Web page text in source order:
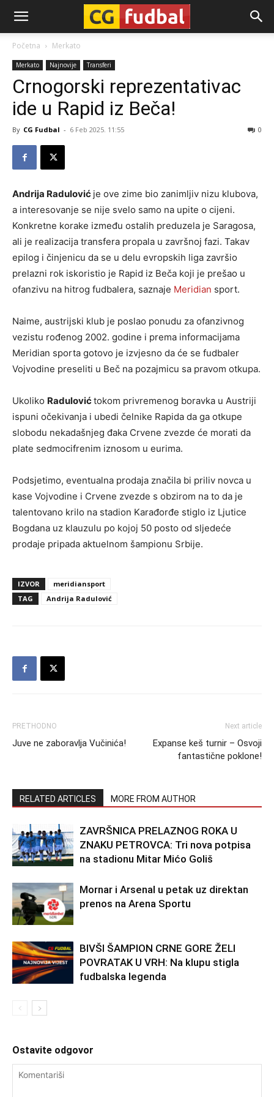
CG-
Fudbal
Početna Merkato
Merkato Najnovije Transferi
Crnogorski reprezentativac
ide u Rapid iz Beča!
By CG Fudbal - 6 Feb 2025. 11:55 0
Andrija Radulović je ove zime bio zanimljiv nizu klubova,
a interesovanje se nije svelo samo na upite o cijeni.
Konkretne korake između ostalih preduzela je Saragosa,
ali je realizacija transfera propala u završnoj fazi. Takav
epilog i činjenicu da se u delu evropskih liga završio
prelazni rok iskoristio je Rapid iz Beča koji je prešao u
ofanzivu na hitrog fudbalera, saznaje Meridian sport.
Naime, austrijski klub je poslao ponudu za ofanzivnog
vezistu rođenog 2002. godine i prema informacijama
Meridian sporta gotovo je izvjesno da će se fudbaler
Vojvodine preseliti u Beč na pozajmicu sa pravom otkupa.
Ukoliko Radulovićtokom privremenog boravka u Austriji
ispuni očekivanja i ubedi čelnike Rapida da ga otkupe
slobodu nekadašnjeg đaka Crvene zvezde će morati da
plate sedmocifrenim iznosom u eurima.
Podsjetimo, eventualna prodaja značila bi priliv novca u
kase Vojvodine i Crvene zvezde s obzirom na to da je
talentovano krilo na stadion Karađorđe stiglo iz Ljutice
Bogdana uz klauzulu po kojoj 50 posto od sljedeće
prodaje pripada aktuelnom šampionu Srbije.
IZVOR
meridiansport
TAG
Andrija Radulović
PRETHODNO
Juve ne zaboravlja Vučinića!
Next article
Expanse keš turnir – Osvoji
fantastične poklone!
RELATED ARTICLES MORE FROM AUTHOR
ZAVRŠNICA PRELAZNOG ROKA U
ZNAKU PETROVCA: Tri nova potpisa
na stadionu Mitar Mićo Goliš
Mornar i Arsenal u petak uz direktan
prenos na Arena Sportu
BIVŠI ŠAMPION CRNE GORE ŽELI
POVRATAK U VRH: Na klupu stigla
fudbalska legenda
Ostavite odgovor